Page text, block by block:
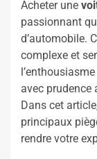
Acheter une
passionnant
d’automobile.
complexe et
avec prudence
Dans cet
principaux
rendre votre